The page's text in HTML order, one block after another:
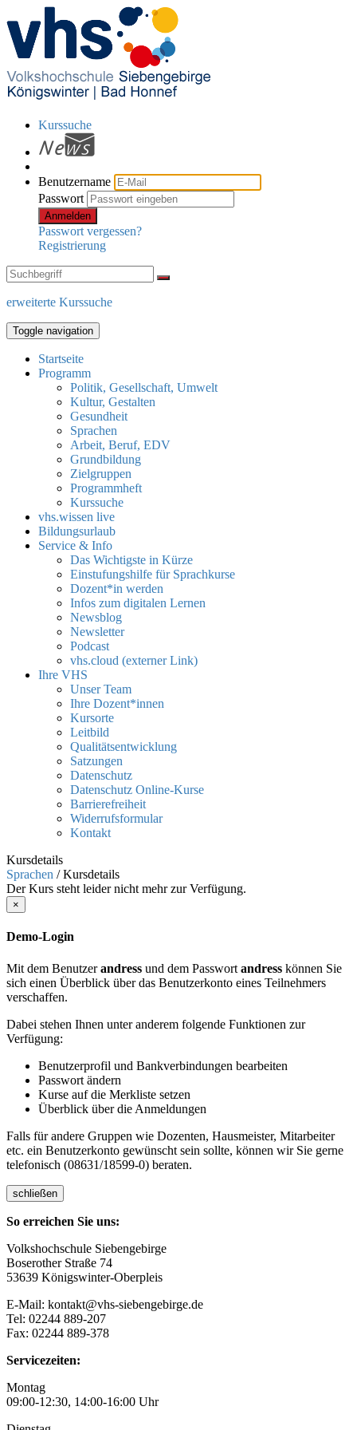
Kurssuche
Benutzername
Passwort
Anmelden
Passwort vergessen?
Registrierung
erweiterte Kurssuche
Toggle navigation
Startseite
Programm
Politik, Gesellschaft, Umwelt
Kultur, Gestalten
Gesundheit
Sprachen
Arbeit, Beruf, EDV
Grundbildung
Zielgruppen
Programmheft
Kurssuche
vhs.wissen live
Bildungsurlaub
Service & Info
Das Wichtigste in Kürze
Einstufungshilfe für Sprachkurse
Dozent*in werden
Infos zum digitalen Lernen
Newsblog
Newsletter
Podcast
vhs.cloud (externer Link)
Ihre VHS
Unser Team
Ihre Dozent*innen
Kursorte
Leitbild
Qualitätsentwicklung
Satzungen
Datenschutz
Datenschutz Online-Kurse
Barrierefreiheit
Widerrufsformular
Kontakt
Kursdetails
Sprachen /Kursdetails
Der Kurs steht leider nicht mehr zur Verfügung.
×
Demo-Login
Mit dem Benutzerandress und dem Passwort andress können Sie
sich einen Überblick über das Benutzerkonto eines Teilnehmers
verschaffen.
Dabei stehen Ihnen unter anderem folgende Funktionen zur
Verfügung:
Benutzerprofil und Bankverbindungen bearbeiten
Passwort ändern
Kurse auf die Merkliste setzen
Überblick über die Anmeldungen
Falls für andere Gruppen wie Dozenten, Hausmeister, Mitarbeiter
etc. ein Benutzerkonto gewünscht sein sollte, können wir Sie gerne
telefonisch (08631/18599-0) beraten.
schließen
So erreichen Sie uns:
Volkshochschule Siebengebirge
Boserother Straße 74
53639 Königswinter-Oberpleis
E-Mail: kontakt@vhs-siebengebirge.de
Tel: 02244 889-207
Fax: 02244 889-378
Servicezeiten:
Montag
09:00-12:30, 14:00-16:00 Uhr